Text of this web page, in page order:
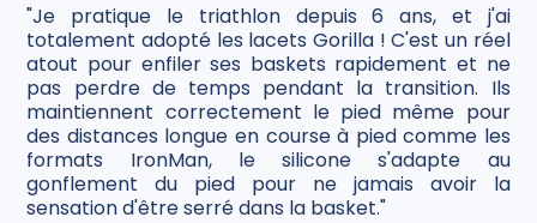
"Je pratique le triathlon depuis 6 ans, et j'ai
totalement adopté les lacets Gorilla ! C'est un réel
atout pour enfiler ses baskets rapidement et ne
pas perdre de temps pendant la transition. Ils
maintiennent correctement le pied même pour
des distances longue en course à pied comme les
formats IronMan, le silicone s'adapte au
gonflement du pied pour ne jamais avoir la
sensation d'être serré dans la basket."